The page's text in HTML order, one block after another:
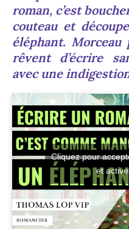
roman, c’est
couteau et
éléphant. Morceau
rêvent d’écrire
avec une
Cliquez pour
et